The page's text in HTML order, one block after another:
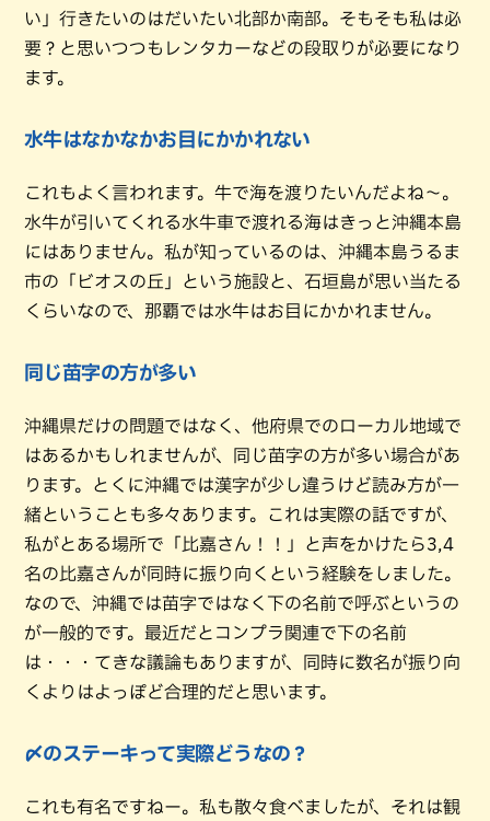
い」行きたいのはだいたい北部か南部。そもそも私は必
要？と思いつつもレンタカーなどの段取りが必要になり
ます。
水牛はなかなかお目にかかれない
これもよく言われます。牛で海を渡りたいんだよね〜。
水牛が引いてくれる水牛車で渡れる海はきっと沖縄本島
にはありません。私が知っているのは、沖縄本島うるま
市の「ビオスの丘」という施設と、石垣島が思い当たる
くらいなので、那覇では水牛はお目にかかれません。
同じ苗字の方が多い
沖縄県だけの問題ではなく、他府県でのローカル地域で
はあるかもしれませんが、同じ苗字の方が多い場合があ
ります。とくに沖縄では漢字が少し違うけど読み方が一
緒ということも多々あります。これは実際の話ですが、
私がとある場所で「比嘉さん！！」と声をかけたら3,4
名の比嘉さんが同時に振り向くという経験をしました。
なので、沖縄では苗字ではなく下の名前で呼ぶというの
が一般的です。最近だとコンプラ関連で下の名前
は・・・てきな議論もありますが、同時に数名が振り向
くよりはよっぽど合理的だと思います。
〆のステーキって実際どうなの？
これも有名ですねー。私も散々食べましたが、それは観